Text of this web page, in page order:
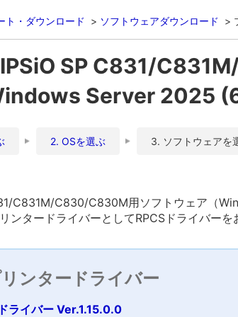
ト・ダウンロード ソフトウェアダウンロード
IPSiO SP C831/
Server 2025
2. OSを選ぶ 3. ソフトウェアを
C831M/C830/C830M用ソフトウェア（
ンタードライバーとしてRPCSドライバーを
ンタードライバー
ライバー Ver.1.15.0.0